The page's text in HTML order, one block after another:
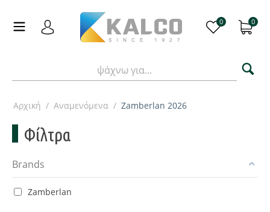
0 0
Αρχική / Αναμενόμενα / Zamberlan 2026
Φίλτρα
Brands
Zamberlan